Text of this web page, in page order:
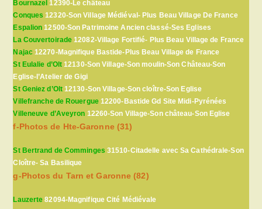
Bournazel 12390-Le château
Conques 12320-Son Village Médiéval- Plus Beau Village De France
Espalion 12500-Son Patrimoine Ancien classé-Ses Eglises
La Couvertoirade 12082-Village Fortifié- Plus Beau Village de France
Najac12270-Magnifique Bastide-Plus Beau Village de France
St Eulalie d’Olt 12130-Son Village-Son moulin-Son Château-Son
Eglise-l’Atelier de Gigi
St Geniez d’Olt12130-Son Village-Son cloître-Son Eglise
Villefranche de Rouergue12200-Bastide Gd Site Midi-Pyrénées
Villeneuve d’Aveyron 12260-Son Village-Son château-Son Eglise
f-Photos de Hte-Garonne (31)
St Bertrand de Comminges 31510-Citadelle avec Sa Cathédrale-Son
Cloître- Sa Basilique
g-Photos du Tarn et Garonne (82)
Lauzerte 82094-Magnifique Cité Médiévale